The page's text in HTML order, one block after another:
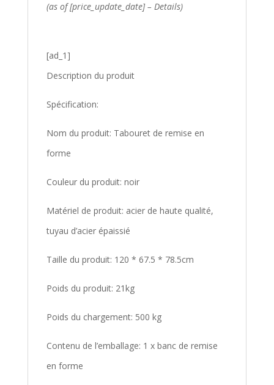
(as of [price_update_date] – Details)
[ad_1]
Description du produit
Spécification:
Nom du produit: Tabouret de remise en
forme
Couleur du produit: noir
Matériel de produit: acier de haute qualité,
tuyau d’acier épaissié
Taille du produit: 120 * 67.5 * 78.5cm
Poids du produit: 21kg
Poids du chargement: 500 kg
Contenu de l’emballage: 1 x banc de remise
en forme